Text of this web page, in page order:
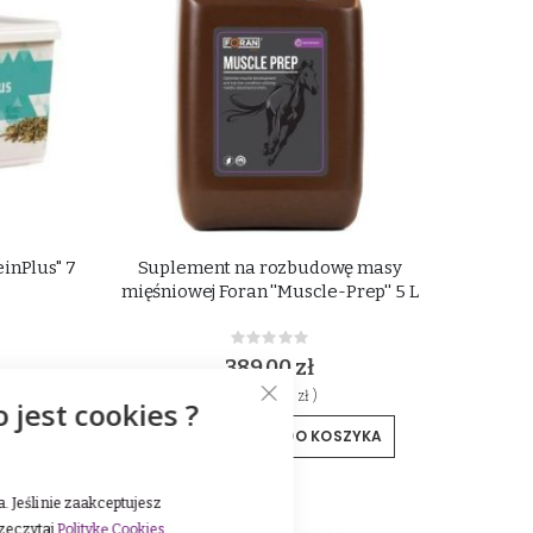
7
Suplement na rozbudowę masy
mięśniowej Foran ''Muscle-Prep'' 5 L
Rating:
0%
389,00 zł
( 1 l - 64.83 zł )
DODAJ DO KOSZYKA
jest cookies ?
Jeśli nie zaakceptujesz
Politykę Cookies.